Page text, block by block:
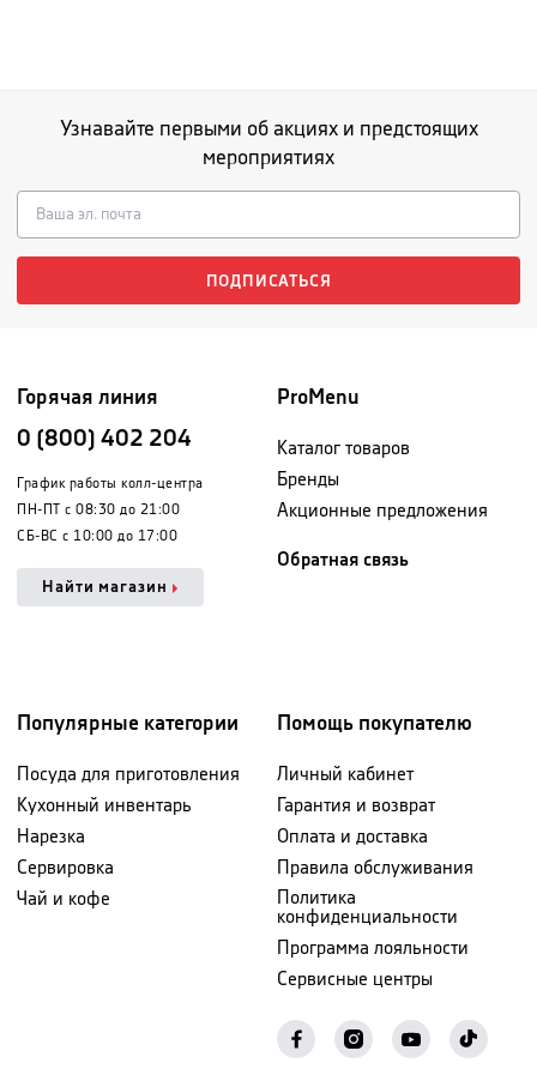
Узнавайте первыми об акциях и предстоящих
мероприятиях
ПОДПИСАТЬСЯ
Горячая линия
0 (800) 402 204
График работы колл-центра
ПН-ПТ с 08:30 до 21:00
СБ-ВС с 10:00 до 17:00
Найти магазин
ProMenu
Каталог товаров
Бренды
Акционные предложения
Обратная связь
Популярные категории
Посуда для приготовления
Кухонный инвентарь
Нарезка
Сервировка
Чай и кофе
Помощь покупателю
Личный кабинет
Гарантия и возврат
Оплата и доставка
Правила обслуживания
Политика
конфиденциальности
Программа лояльности
Сервисные центры